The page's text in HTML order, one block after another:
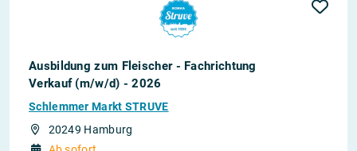
Ausbildung zum Fleischer - Fachrichtung
Verkauf (m/w/d) - 2026
Schlemmer Markt STRUVE
20249 Hamburg